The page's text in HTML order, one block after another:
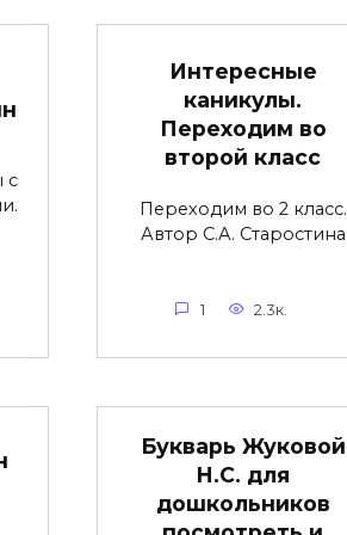
с
Интересные
каникулы.
Переходим во
второй класс
Переходим во 2 класс.
Автор С.А. Старостина
1 2.3к.
Букварь Жуковой
Н.С. для
дошкольников